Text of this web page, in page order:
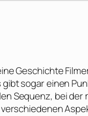
Geschichte
sogar einen
Sequenz, bei